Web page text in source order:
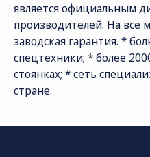
является официальным
производителей. На все
заводская гарантия. *
спецтехники; * более
стоянках; * сеть
стране.